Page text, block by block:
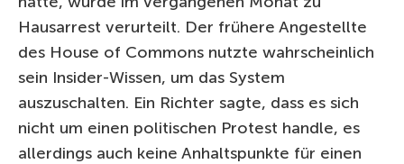
Hausarrest verurteilt. Der frühere Angestellte
des House of Commons nutzte wahrscheinlich
sein Insider-Wissen, um das System
auszuschalten. Ein Richter sagte, dass es sich
nicht um einen politischen Protest handle, es
allerdings auch keine Anhaltspunkte für einen